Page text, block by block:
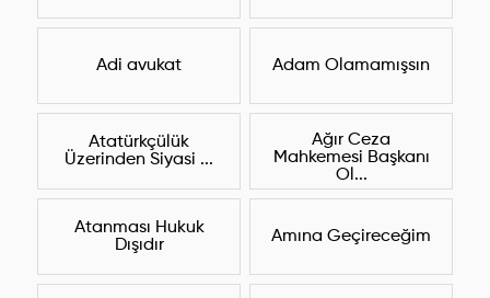
Adi avukat Adam Olamamışsın
Atatürkçülük
Üzerinden Siyasi ...
Ağır Ceza
Mahkemesi Başkanı
Ol...
Atanması Hukuk
Dışıdır
Amına Geçireceğim